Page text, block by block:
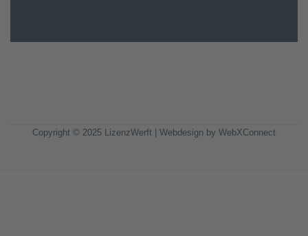
Copyright © 2025 LizenzWerft | Webdesign by WebXConnect